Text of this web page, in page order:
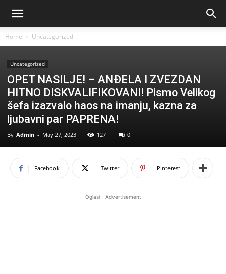
Home Uncategorized
Uncategorized
OPET NASILJE! – ANĐELA I ZVEZDAN
HITNO DISKVALIFIKOVANI! Pismo Velikog
šefa izazvalo haos na imanju, kazna za
ljubavni par PAPRENA!
By Admin - May 27, 2023 127 0
Facebook Twitter Pinterest
Oglasi - Advertisement